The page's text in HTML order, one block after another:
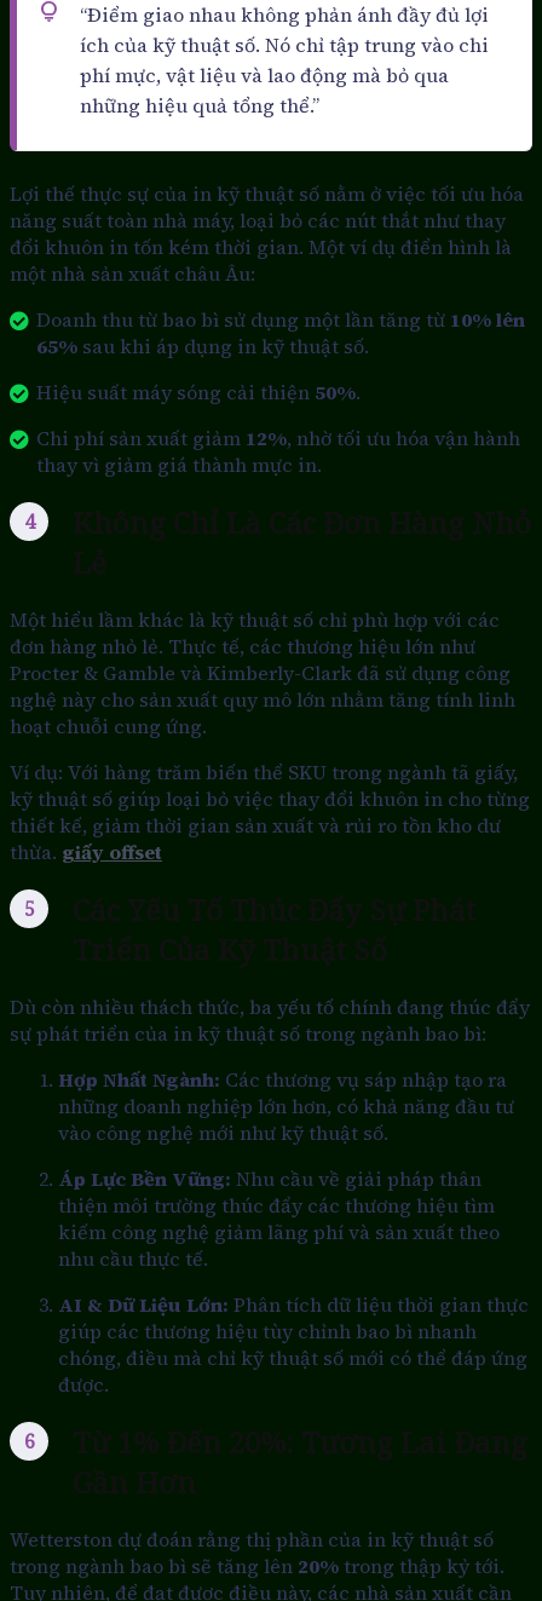
“Điểm giao nhau không phản ánh đầy đủ lợi
ích của kỹ thuật số. Nó chỉ tập trung vào chi
phí mực, vật liệu và lao động mà bỏ qua
những hiệu quả tổng thể.”
Lợi thế thực sự của in kỹ thuật số nằm ở việc tối ưu hóa
năng suất toàn nhà máy, loại bỏ các nút thắt như thay
đổi khuôn in tốn kém thời gian. Một ví dụ điển hình là
một nhà sản xuất châu Âu:
Doanh thu từ bao bì sử dụng một lần tăng từ 10% lên
65% sau khi áp dụng in kỹ thuật số.
Hiệu suất máy sóng cải thiện 50%.
Chi phí sản xuất giảm 12%, nhờ tối ưu hóa vận hành
thay vì giảm giá thành mực in.
Một hiểu lầm khác là kỹ thuật số chỉ phù hợp với các
đơn hàng nhỏ lẻ. Thực tế, các thương hiệu lớn như
Procter & Gamble và Kimberly-Clark đã sử dụng công
nghệ này cho sản xuất quy mô lớn nhằm tăng tính linh
hoạt chuỗi cung ứng.
Ví dụ: Với hàng trăm biến thể SKU trong ngành tã giấy,
kỹ thuật số giúp loại bỏ việc thay đổi khuôn in cho từng
thiết kế, giảm thời gian sản xuất và rủi ro tồn kho dư
thừa. giấy offset
Dù còn nhiều thách thức, ba yếu tố chính đang thúc đẩy
sự phát triển của in kỹ thuật số trong ngành bao bì:
Hợp Nhất Ngành: Các thương vụ sáp nhập tạo ra
những doanh nghiệp lớn hơn, có khả năng đầu tư
vào công nghệ mới như kỹ thuật số.
Áp Lực Bền Vững: Nhu cầu về giải pháp thân
thiện môi trường thúc đẩy các thương hiệu tìm
kiếm công nghệ giảm lãng phí và sản xuất theo
nhu cầu thực tế.
AI & Dữ Liệu Lớn: Phân tích dữ liệu thời gian thực
giúp các thương hiệu tùy chỉnh bao bì nhanh
chóng, điều mà chỉ kỹ thuật số mới có thể đáp ứng
được.
Wetterston dự đoán rằng thị phần của in kỹ thuật số
trong ngành bao bì sẽ tăng lên 20%trong thập kỷ tới.
Tuy nhiên, để đạt được điều này, các nhà sản xuất cần